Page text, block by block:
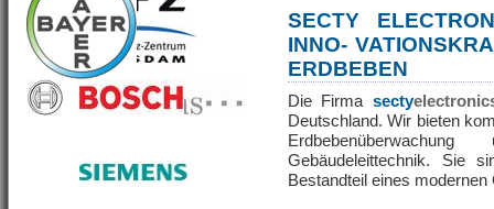
SECTY
INNO-
ERDBEBEN
Die Firma secty
Deutschland. Wir bieten
Gebäudeleittechnik. Sie
Bestandteil eines